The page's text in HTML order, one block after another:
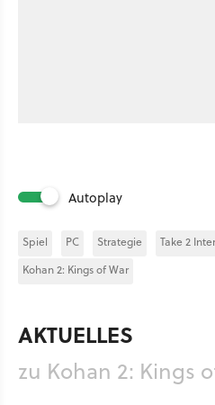
Autoplay
Spiel PC Strategie Take 2
Kohan 2: Kings of War
AKTUELLES
zu Kohan 2: Kings